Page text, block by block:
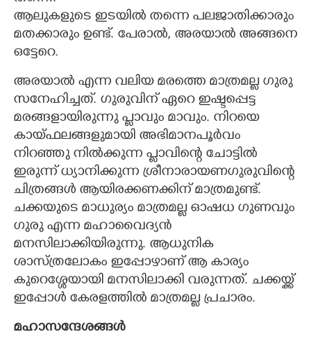
ആലുകളുടെ ഇടയിൽ തന്നെ പലജാതിക്കാരും
മതക്കാരും ഉണ്ട്. പേരാൽ, അരയാൽ അങ്ങനെ
ഒട്ടേറെ.
അരയാൽ എന്ന വലിയ മരത്തെ മാത്രമല്ല ഗുരു
സനേഹിച്ചത്. ഗുരുവിന് ഏറെ ഇഷ്ടപ്പെട്ട
മരങ്ങളായിരുന്നു പ്ലാവും മാവും. നിറയെ
കായ്ഫലങ്ങളുമായി അഭിമാനപൂർവം
നിറഞ്ഞു നിൽക്കുന്ന പ്ലാവിന്റെ ചോട്ടിൽ
ഇരുന്ന് ധ്യാനിക്കുന്ന ശ്രീനാരായണഗുരുവിന്റെ
ചിത്രങ്ങൾ ആയിരക്കണക്കിന് മാത്രമുണ്ട്.
ചക്കയുടെ മാധുര്യം മാത്രമല്ല ഓഷധ ഗുണവും
ഗുരു എന്ന മഹാവൈദ്യൻ
മനസിലാക്കിയിരുന്നു. ആധുനിക
ശാസ്ത്രലോകം ഇപ്പോഴാണ് ആ കാര്യം
കുറെശ്ശേയായി മനസിലാക്കി വരുന്നത്. ചക്കയ്ക്ക്
ഇപ്പോൾ കേരളത്തിൽ മാത്രമല്ല പ്രചാരം.
മഹാസന്ദേശങ്ങൾ